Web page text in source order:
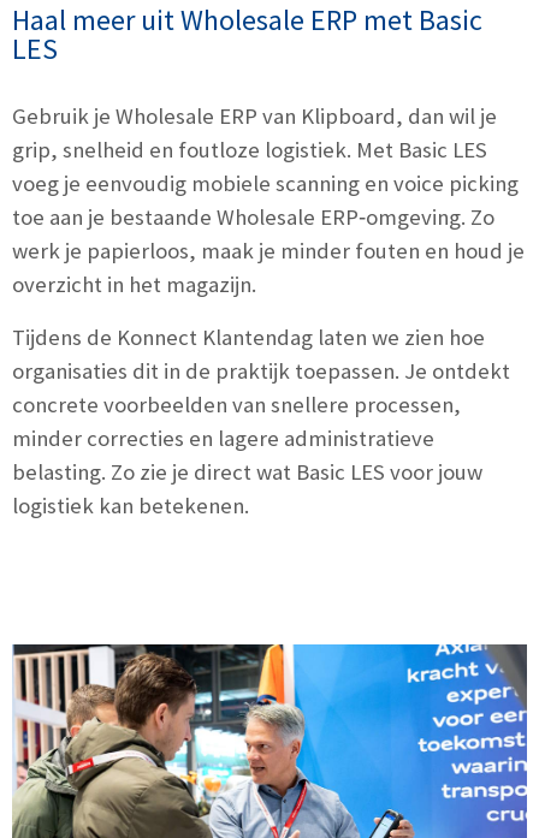
Haal meer uit Wholesale ERP met Basic
LES
Gebruik je Wholesale ERP van Klipboard, dan wil je
grip, snelheid en foutloze logistiek. Met Basic LES
voeg je eenvoudig mobiele scanning en voice picking
toe aan je bestaande Wholesale ERP‑omgeving. Zo
werk je papierloos, maak je minder fouten en houd je
overzicht in het magazijn.
Tijdens de Konnect Klantendag laten we zien hoe
organisaties dit in de praktijk toepassen. Je ontdekt
concrete voorbeelden van snellere processen,
minder correcties en lagere administratieve
belasting. Zo zie je direct wat Basic LES voor jouw
logistiek kan betekenen.